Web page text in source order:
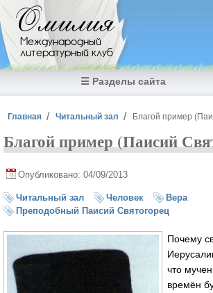
Перейти к основному содержанию
Омилия
Международный
литературный клуб
☰ Разделы сайта
Вы здесь
Главная Читальный зал Благой пример
Благой пример (Паисий
Опубликовано: 04/09/2013
Читальный зал Человек
Вера
Преподобный Паисий Святогорец
Почему
что
времён